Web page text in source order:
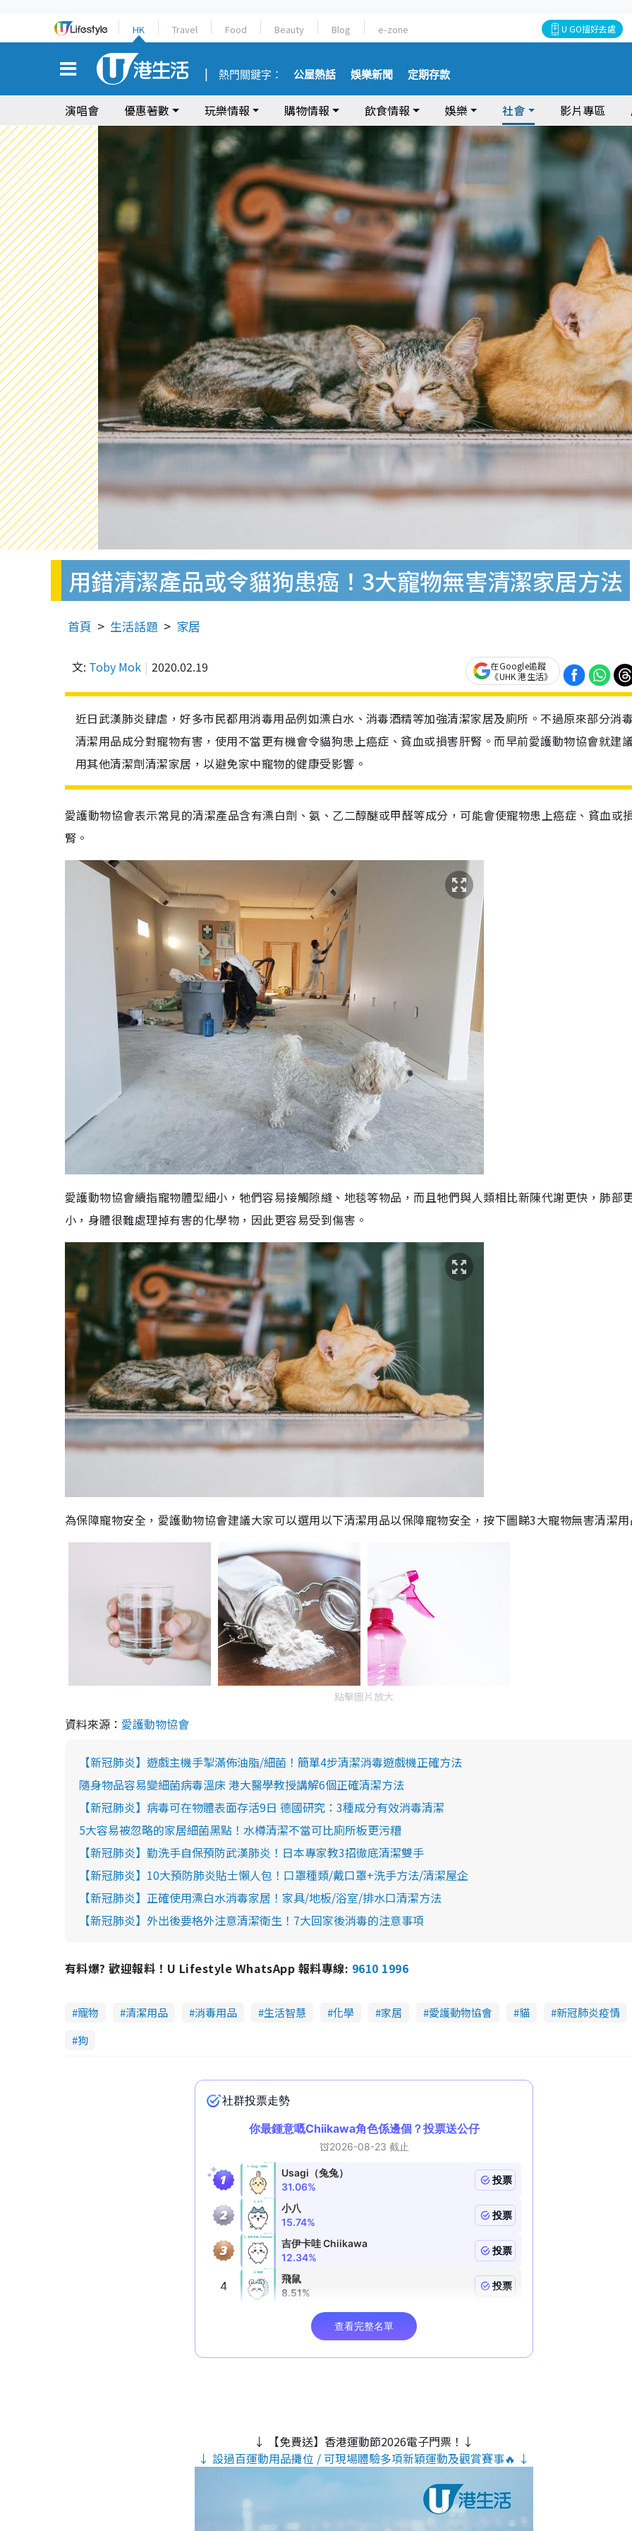
HK Travel Food Beauty Blog e-zone U GO搵好去處
熱門關鍵字： 公屋熱話 娛樂新聞 定期存款
演唱會 優惠著數 玩樂情報 購物情報 飲食情報 娛樂 社會 影片專區
用錯清潔產品或令貓狗患癌！3大寵物無害清潔家居方法
首頁 生活話題 家居
文: Toby Mok 2020.02.19
在Google追蹤
《UHK 港生活》
近日武漢肺炎肆虐，好多市民都用消毒用品例如漂白水、消毒酒精等加強清潔家居及廁所。不過原來部分消
清潔用品成分對寵物有害，使用不當更有機會令貓狗患上癌症、貧血或損害肝腎。而早前愛護動物協會就建
用其他清潔劑清潔家居，以避免家中寵物的健康受影響。
愛護動物協會表示常見的清潔產品含有漂白劑、氨、乙二醇醚或甲醛等成分，可能會使寵物患上癌症、貧血或
腎。
愛護動物協會續指寵物體型細小，牠們容易接觸隙縫、地毯等物品，而且牠們與人類相比新陳代謝更快，肺部
小，身體很難處理掉有害的化學物，因此更容易受到傷害。
為保障寵物安全，愛護動物協會建議大家可以選用以下清潔用品以保障寵物安全，按下圖睇3大寵物無害清潔
點擊圖片放大
資料來源： 愛護動物協會
【新冠肺炎】遊戲主機手掣滿佈油脂/細菌！簡單4步清潔消毒遊戲機正確方法
隨身物品容易變細菌病毒溫床 港大醫學教授講解6個正確清潔方法
【新冠肺炎】病毒可在物體表面存活9日 德國研究：3種成分有效消毒清潔
5大容易被忽略的家居細菌黑點！水樽清潔不當可比廁所板更污糟
【新冠肺炎】勤洗手自保預防武漢肺炎！日本專家教3招徹底清潔雙手
【新冠肺炎】10大預防肺炎貼士懶人包！口罩種類/戴口罩+洗手方法/清潔屋企
【新冠肺炎】正確使用漂白水消毒家居！家具/地板/浴室/排水口清潔方法
【新冠肺炎】外出後要格外注意清潔衛生！7大回家後消毒的注意事項
有料爆? 歡迎報料！U Lifestyle WhatsApp 報料專線: 9610 1996
寵物 清潔用品 消毒用品 生活智慧 化學 家居 愛護動物協會 貓
新冠肺炎疫情
狗
↓ 【免費送】香港運動節2026電子門票！↓
↓ 設過百運動用品攤位 / 可現場體驗多項新穎運動及觀賞賽事🔥 ↓